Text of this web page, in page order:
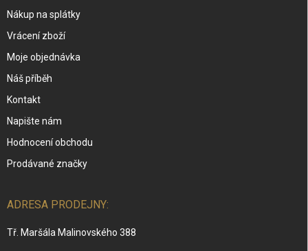
Nákup na splátky
Vrácení zboží
Moje objednávka
Náš příběh
Kontakt
Napište nám
Hodnocení obchodu
Prodávané značky
ADRESA PRODEJNY:
Tř. Maršála Malinovského 388